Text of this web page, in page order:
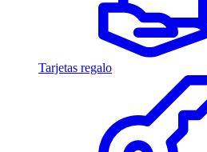
Tarjetas regalo